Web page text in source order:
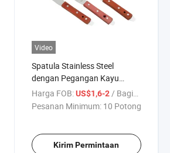
Video
Spatula Stainless Steel
dengan Pegangan Kayu
Bahan Percetakan Sablon
Harga FOB: US$1,6-2 / Bagian
Pesanan Minimum: 10 Potong
Kirim Permintaan